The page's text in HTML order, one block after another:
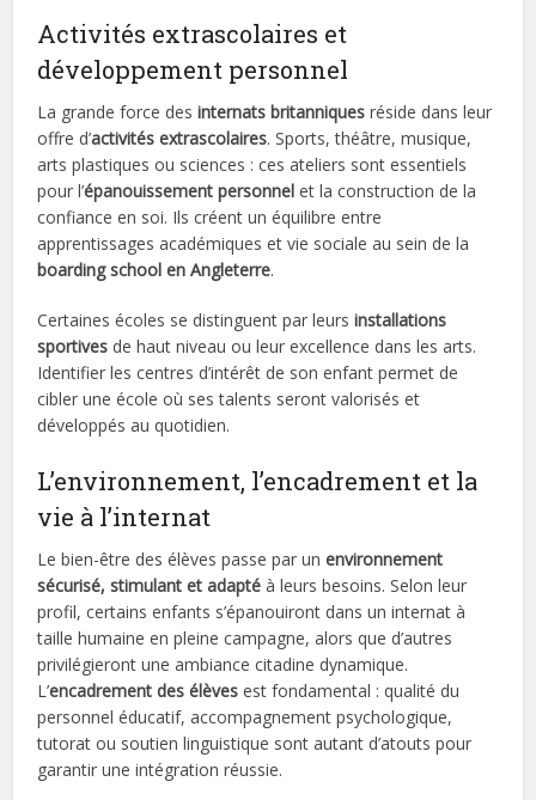
Activités extrascolaires et
développement personnel
La grande force desinternats britanniques réside dans leur
offre d’activités extrascolaires. Sports, théâtre, musique,
arts plastiques ou sciences : ces ateliers sont essentiels
pour l’épanouissement personnel et la construction de la
confiance en soi. Ils créent un équilibre entre
apprentissages académiques et vie sociale au sein de la
boarding school en Angleterre.
Certaines écoles se distinguent par leursinstallations
sportives de haut niveau ou leur excellence dans les arts.
Identifier les centres d’intérêt de son enfant permet de
cibler une école où ses talents seront valorisés et
développés au quotidien.
L’environnement, l’encadrement et la
vie à l’internat
Le bien-être des élèves passe par unenvironnement
sécurisé, stimulant et adapté à leurs besoins. Selon leur
profil, certains enfants s’épanouiront dans un internat à
taille humaine en pleine campagne, alors que d’autres
privilégieront une ambiance citadine dynamique.
L’encadrement des élèves est fondamental : qualité du
personnel éducatif, accompagnement psychologique,
tutorat ou soutien linguistique sont autant d’atouts pour
garantir une intégration réussie.